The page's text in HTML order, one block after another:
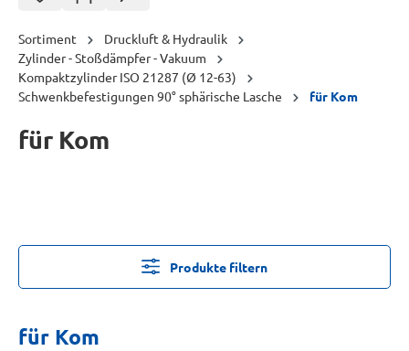
Sortiment
Druckluft & Hydraulik
Zylinder - Stoßdämpfer - Vakuum
Kompaktzylinder ISO 21287 (Ø 12-63)
Schwenkbefestigungen 90° sphärische Lasche
für Kom
für Kom
Produkte filtern
für Kom